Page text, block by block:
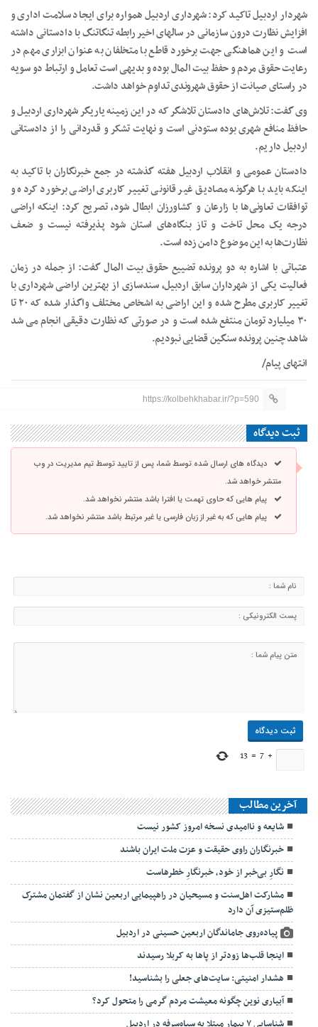
شهردار اردبیل تاکید کرد: شهرداری اردبیل همواره برای ایجاد سلامت اداری و
افزایش نظارت درون سازمانی در سالهای اخیر رابطه تنگاتنگ با دادستانی داشته
است و این هماهنگی جهت برخورد قاطع با متخلفان به عنوان ابزاری مهم در
رعایت حقوق مردم و حفظ بیت المال بوده و بدیهی است تعامل و ارتباط دو سویه
در راستای صیانت از حقوق شهروندی تداوم خواهد داشت.
وی گفت: تلاش‌های دادستان تلاشگر که در این زمینه یاریگر شهرداری اردبیل و
حافظ منافع شهری بوده ستودنی است و نهایت تشکر و قدردانی را از دادستانی
اردبیل داریم.
دادستان عمومی و انقلاب اردبیل هفته گذشته در جمع خبرنگاران با تاکید به
اینکه باید با هرگونه مصادیق غیر قانونی تغییر کاربری اراضی برخورد کرده و
توافقات تعاونی‌ها با زارعان و کشاورزان ابطال شود، تصریح کرد: اینکه اراضی
درجه یک محل تاخت و تاز بنگاه‌های استان شود پذیرفته نیست و ضعف
نظارت‌ها به این موضوع دامن زده است.
عتباتی با اشاره به دو پرونده تضییع حقوق بیت المال گفت: از جمله در زمان
فعالیت یکی از شهرداران سابق اردبیل، سندسازی از بهترین اراضی شهرداری با
تغییر کاربری مطرح شده و این اراضی به اشخاص مختلف واگذار شده که ۲۰ تا
۳۰ میلیارد تومان منتفع شده است و در صورتی که نظارت دقیقی انجام می شد
شاهد چنین پرونده سنگین قضایی نبودیم.
انتهای پیام/
https://kolbehkhabar.ir/?p=590
ثبت دیدگاه
دیدگاه های ارسال شده توسط شما، پس از تایید توسط تیم مدیریت در وب
منتشر خواهد شد.
پیام هایی که حاوی تهمت یا افترا باشد منتشر نخواهد شد.
پیام هایی که به غیر از زبان فارسی یا غیر مرتبط باشد منتشر نخواهد شد.
+
7
=
13
آخرین مطالب
شایعه و ناامیدی نسخه امروز کشور نیست
خبرنگاران راوی حقیقت و عزت ملت ایران باشند
نگارِ بی‌خبر از خود، خبرنگارِ خطرهاست
مشارکت اهل‌سنت و مسیحیان در راهپیمایی اربعین نشان از گفتمان مشترک
ظلم‌ستیزی آن دارد
پیاده‌روی جاماندگان اربعین حسینی در اردبیل
اینجا قلب‌ها زودتر از پاها به کربلا رسیدند
هشدار امنیتی: سایت‌های جعلی را بشناسید!
آبیاری نوین چگونه معیشت مردم گرمی را متحول کرد؟